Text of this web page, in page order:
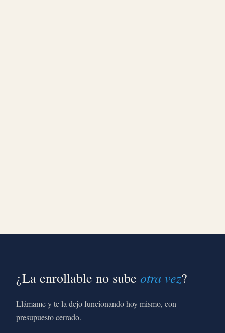
¿La enrollable no sube otra vez?
Llámame y te la dejo funcionando hoy mismo, con
presupuesto cerrado.